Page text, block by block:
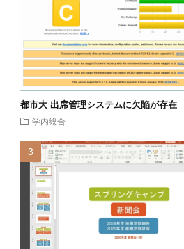
都市大 出席管理システムに欠陥が存在
学内総合